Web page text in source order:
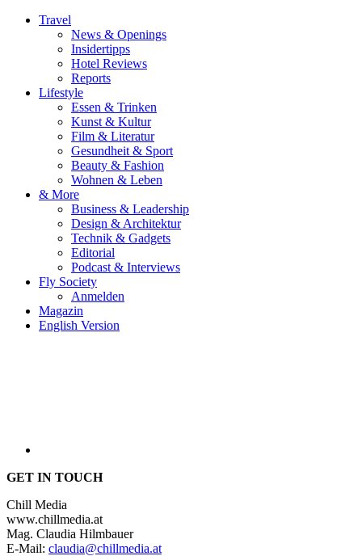
Travel
News & Openings
Insidertipps
Hotel Reviews
Reports
Lifestyle
Essen & Trinken
Kunst & Kultur
Film & Literatur
Gesundheit & Sport
Beauty & Fashion
Wohnen & Leben
& More
Business & Leadership
Design & Architektur
Technik & Gadgets
Editorial
Podcast & Interviews
Fly Society
Anmelden
Magazin
English Version
GET IN TOUCH
Chill Media
www.chillmedia.at
Mag. Claudia Hilmbauer
E-Mail: claudia@chillmedia.at